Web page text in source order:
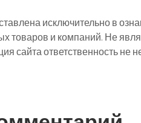
исключительно в
товаров и компаний. Не
сайта ответственность не